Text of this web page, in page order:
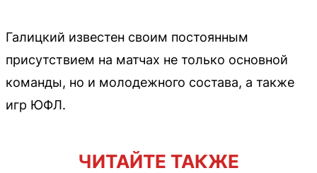
Галицкий известен своим постоянным
присутствием на матчах не только основной
команды, но и молодежного состава, а также
игр ЮФЛ.
ЧИТАЙТЕ ТАКЖЕ